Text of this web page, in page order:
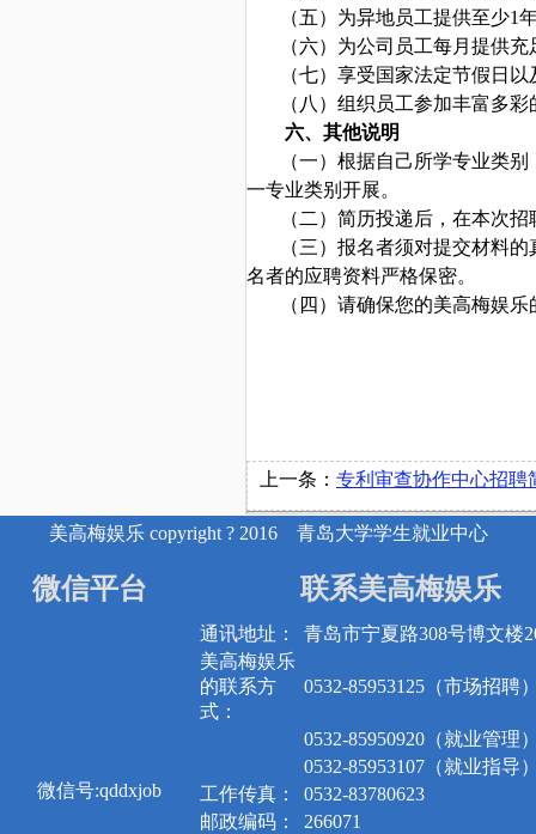
（五）为异地员工提供至少1
（六） 为公司员工每月提供充
（七）享受国家法定节假日
（八）组织员工参加丰富多彩
六、其他说明
（一）根据自己所学专业类别
一专业类别开展。
（二）简历投递后，在本次
（三）报名者须对提交材料
名者的应聘资料严格保密。
（四）请确保您的美高梅娱
上一条： 专利审查协作中心招聘
美高梅娱乐 copyright ? 2016 青岛大学学生就业中心
微信平台
微信号:qddxjob
联系美高梅娱乐
通讯地址：
青岛市宁夏路308号博文楼
美高梅娱乐
的联系方
式：
0532-85953125（市场招聘
0532-85950920（就业管理
0532-85953107（就业指导
工作传真：
0532-83780623
邮政编码：
266071